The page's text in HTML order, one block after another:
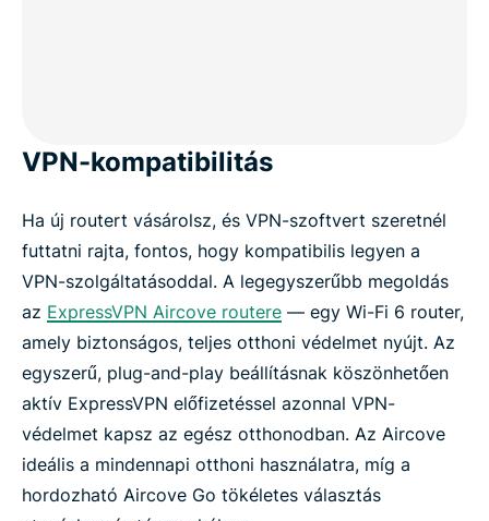
VPN-kompatibilitás
Ha új routert vásárolsz, és VPN-szoftvert szeretnél
futtatni rajta, fontos, hogy kompatibilis legyen a
VPN-szolgáltatásoddal. A legegyszerűbb megoldás
az ExpressVPN Aircove routere — egy Wi-Fi 6 router,
amely biztonságos, teljes otthoni védelmet nyújt. Az
egyszerű, plug-and-play beállításnak köszönhetően
aktív ExpressVPN előfizetéssel azonnal VPN-
védelmet kapsz az egész otthonodban. Az Aircove
ideális a mindennapi otthoni használatra, míg a
hordozható Aircove Go tökéletes választás